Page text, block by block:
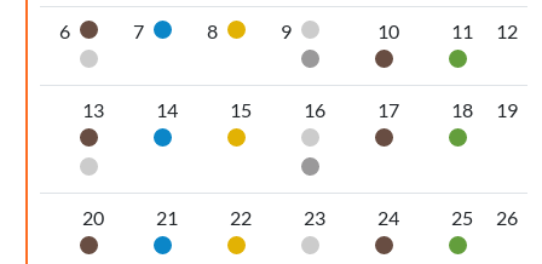
6
Organico umido
Pannolini-pannoloni
7 Carta
8 Plastica
9
Pannolini-pannoloni
Secco non riciclabile
10
Organico umido
11
Vetro
12
13
Organico umido
Pannolini-pannoloni
14
Carta
15
Plastica
16
Pannolini-pannoloni
Secco non riciclabile
17
Organico umido
18
Vetro
19
20
Organico umido
21
Carta
22
Plastica
23
Pannolini-pannoloni
24
Organico umido
25
Vetro
26